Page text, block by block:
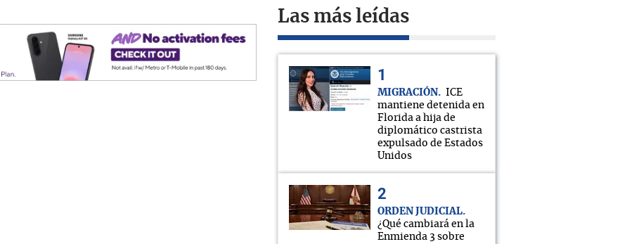
Las más leídas
MIGRACIÓN
ICE
mantiene detenida en
Florida a hija de
diplomático castrista
expulsado de Estados
Unidos
ORDEN JUDICIAL
¿Qué cambiará en la
Enmienda 3 sobre